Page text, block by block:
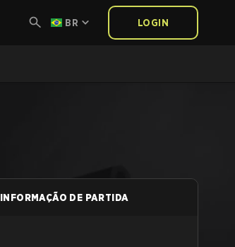
BR LOGIN
INFORMAÇÃO DE PARTIDA